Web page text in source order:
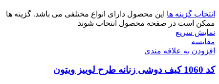
انتخاب گزینه ها این محصول دارای انواع مختلفی می باشد. گزینه ها
ممکن است در صفحه محصول انتخاب شوند
نمایش سریع
مقايسه
افزودن به علاقه مندی
کد 1060 کیف دوشی زنانه طرح لوییز ویتون